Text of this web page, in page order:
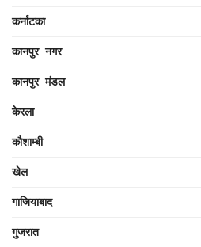
कर्नाटका
कानपुर नगर
कानपुर मंडल
केरला
कौशाम्बी
खेल
गाजियाबाद
गुजरात